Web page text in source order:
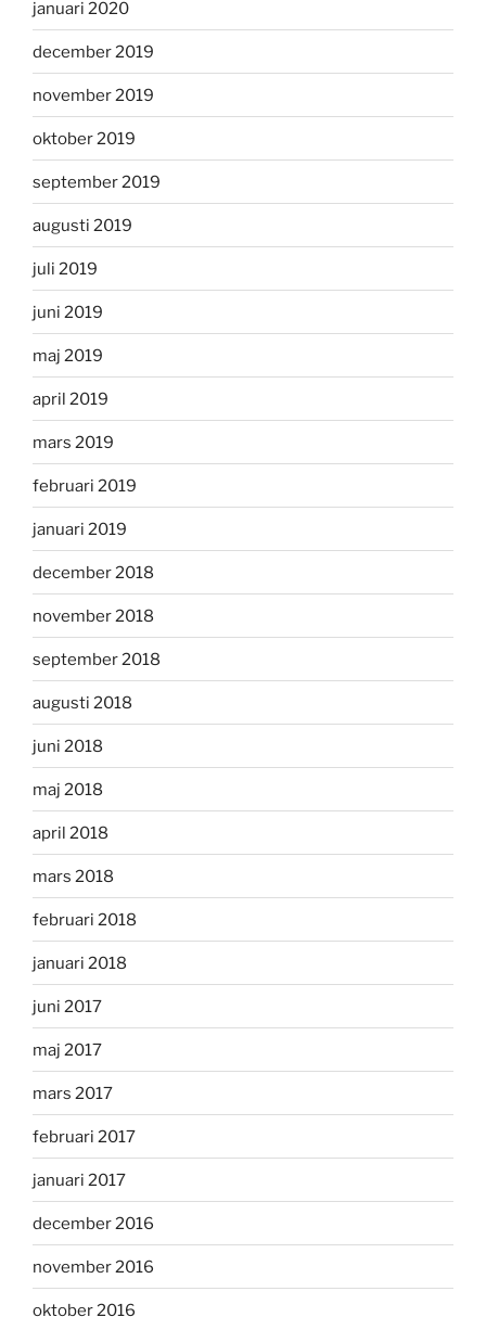
januari 2020
december 2019
november 2019
oktober 2019
september 2019
augusti 2019
juli 2019
juni 2019
maj 2019
april 2019
mars 2019
februari 2019
januari 2019
december 2018
november 2018
september 2018
augusti 2018
juni 2018
maj 2018
april 2018
mars 2018
februari 2018
januari 2018
juni 2017
maj 2017
mars 2017
februari 2017
januari 2017
december 2016
november 2016
oktober 2016